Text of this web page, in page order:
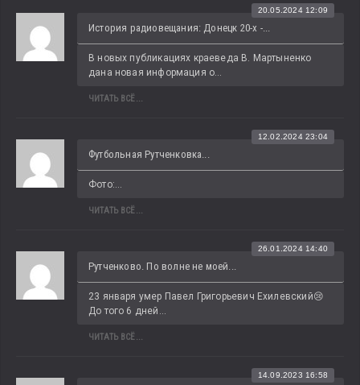
История радиовещания: Донецк 20-х -...
20.05.2024 12:09
В новых публикациях краеведа В. Мартыненко
дана новая информация о...
ЧИТАТЬ ВСЁ...
Футбольная Рутченковка...
12.02.2024 23:04
Фото:...
ЧИТАТЬ ВСЁ...
Рутченково. По волне не моей...
26.01.2024 14:40
23 января умер Павел Григорьевич Ехилевский😢
До того 6 дней...
ЧИТАТЬ ВСЁ...
14.09.2023 16:58